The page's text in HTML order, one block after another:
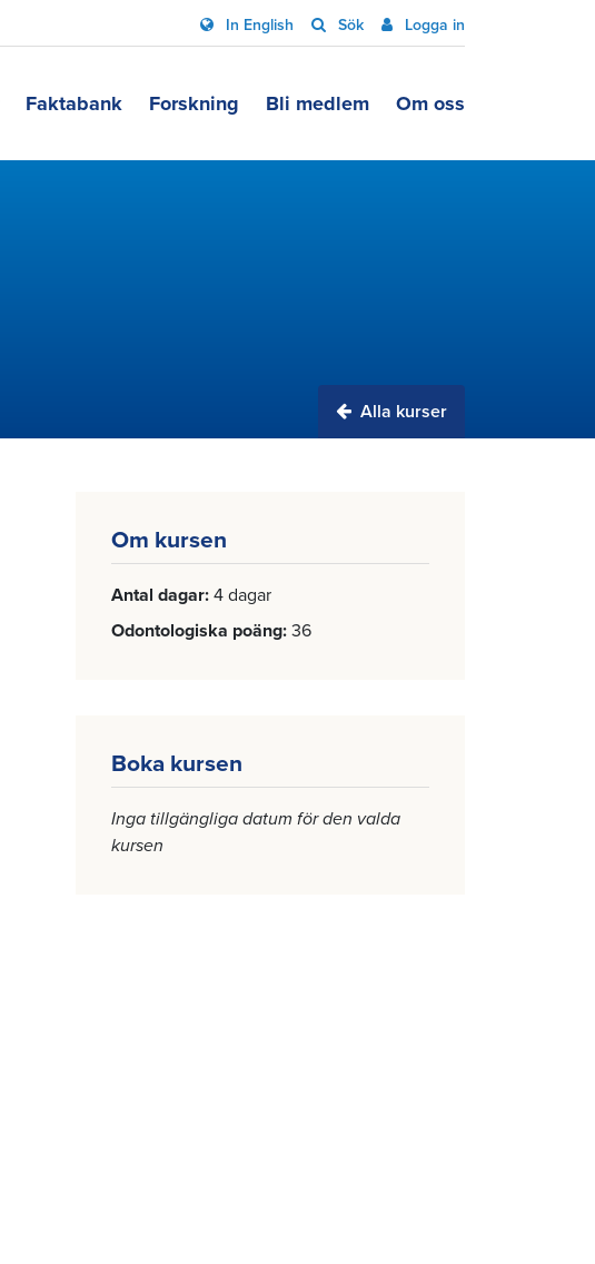
In English Sök Logga in
Faktabank Forskning Bli medlem Om oss
Alla kurser
Om kursen
Antal dagar 4 dagar
Odontologiska poäng 36
Boka kursen
Inga tillgängliga datum för den valda
kursen